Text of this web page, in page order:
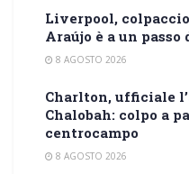
Liverpool,
Araújo è a un passo
8 AGOSTO 2026
Charlton, ufficiale
Chalobah: colpo a
centrocampo
8 AGOSTO 2026